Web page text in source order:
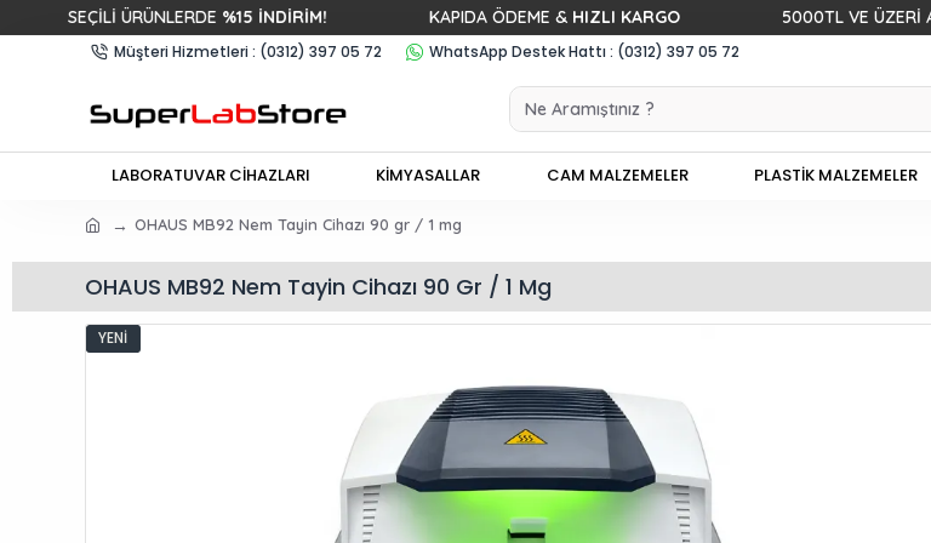
SEÇİLİ ÜRÜNLERDE%15 İNDİRİM! KAPIDA ÖDEME &HIZLI KARGO 5000TL VE ÜZERİ
Müşteri Hizmetleri : (0312) 397 05 72 WhatsApp Destek Hattı : (0312) 397 05 72
LABORATUVAR CİHAZLARI KİMYASALLAR CAM MALZEMELER PLASTİK MALZEMELER
OHAUS MB92 Nem Tayin Cihazı 90 gr / 1 mg
OHAUS MB92 Nem Tayin Cihazı 90 Gr / 1 Mg
YENI